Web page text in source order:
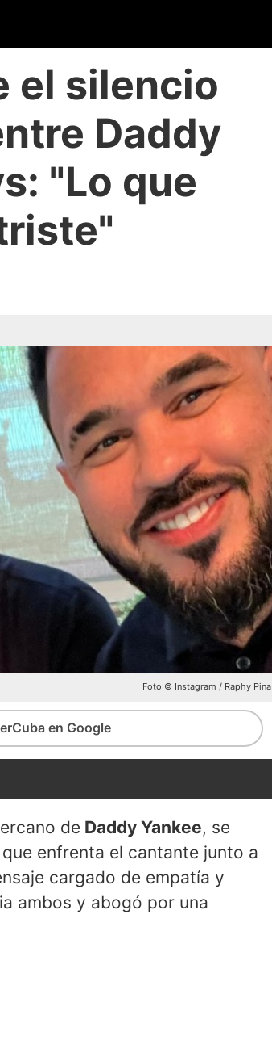
el silencio
Daddy
"Lo que
Foto © Instagram / Raphy Pina
en Google
de Daddy Yankee, se
enfrenta el cantante junto a
cargado de empatía y
ambos y abogó por una